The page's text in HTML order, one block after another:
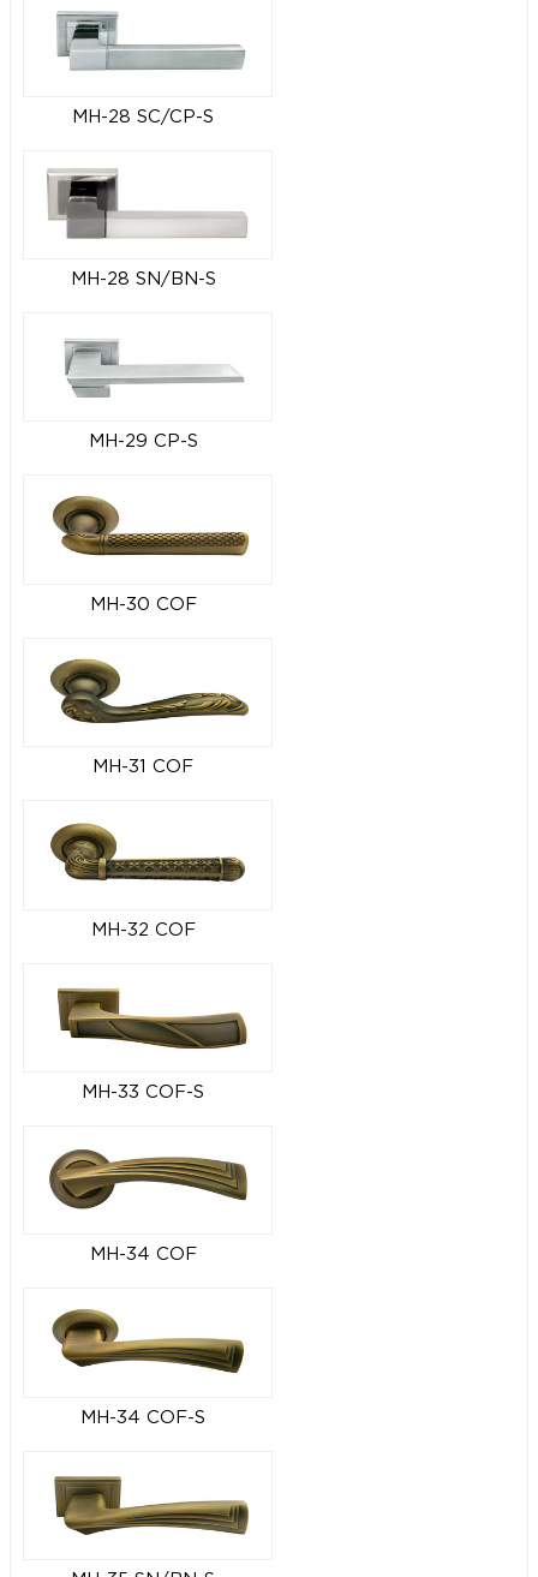
MH-28 SC/CP-S
MH-28 SN/BN-S
MH-29 CP-S
MH-30 COF
MH-31 COF
MH-32 COF
MH-33 COF-S
MH-34 COF
MH-34 COF-S